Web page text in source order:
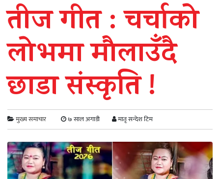
तीज गीत : चर्चाको
लोभमा मौलाउँदै
छाडा संस्कृति !
मुख्य समाचार ७ साल अगाडी मातृ सन्देश टिम